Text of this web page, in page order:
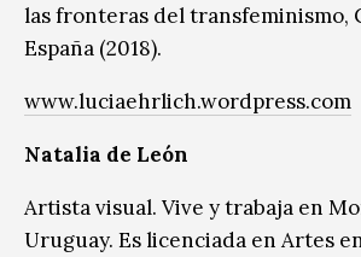
las fronteras del transfeminismo,
España (2018).
www.luciaehrlich.wordpress.com
Natalia de León
Artista visual. Vive y trabaja en
Uruguay. Es licenciada en Artes